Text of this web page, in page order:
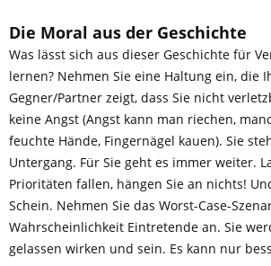
Die Moral aus der Geschichte
Was lässt sich aus dieser Geschichte für
lernen? Nehmen Sie eine Haltung ein, die
Gegner/Partner zeigt, dass Sie nicht
keine Angst (Angst kann man riechen,
feuchte Hände, Fingernägel kauen). Sie
Untergang. Für Sie geht es immer weiter.
Prioritäten fallen, hängen Sie an nichts!
Schein. Nehmen Sie das Worst-Case-
Wahrscheinlichkeit Eintretende an. Sie
gelassen wirken und sein. Es kann nur